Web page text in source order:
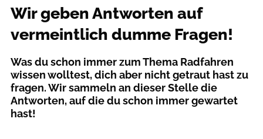
Wir geben Antworten auf
vermeintlich dumme Fragen!
Was du schon immer zum Thema Radfahren
wissen wolltest, dich aber nicht getraut hast zu
fragen. Wir sammeln an dieser Stelle die
Antworten, auf die du schon immer gewartet
hast!